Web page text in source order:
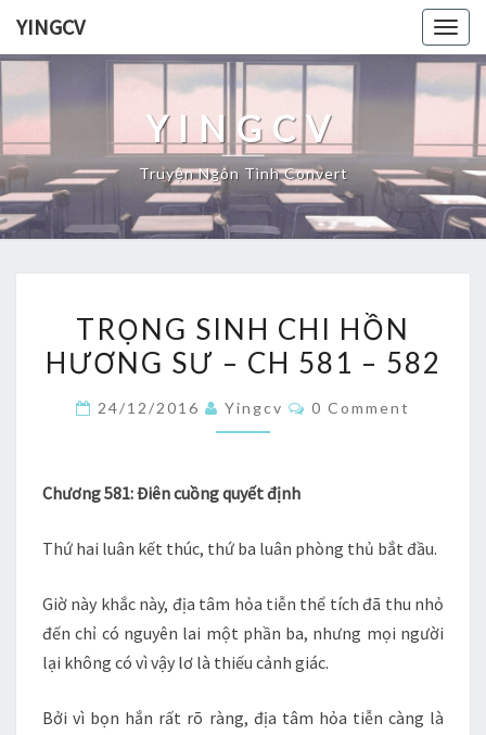
content
YINGCV
YINGCV
Truyện Ngôn Tình Convert
SINH
CHI
HƯƠNG
CH
581
582
TRỌNG SINH CHI HỒN
HƯƠNG SƯ – CH 581 – 582
24/12/2016 Yingcv Comments
0 Comment
Chương 581: Điên cuồng quyết định
Thứ hai luân kết thúc, thứ ba luân phòng thủ bắt đầu.
Giờ này khắc này, địa tâm hỏa tiễn thể tích đã thu nhỏ
đến chỉ có nguyên lai một phần ba, nhưng mọi người
lại không có vì vậy lơ là thiếu cảnh giác.
Bởi vì bọn hắn rất rõ ràng, địa tâm hỏa tiễn càng là